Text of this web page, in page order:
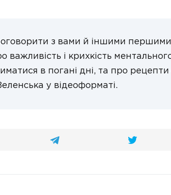
з вами й іншими
важливість і крихкість
в погані дні, та про
у відеоформаті.